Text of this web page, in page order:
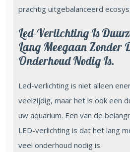
prachtig uitgebalanceerd
Led-Verlichting Is
Lang Meegaan Zonder
Onderhoud Nodig Is.
Led-verlichting is niet alleen
veelzijdig, maar het is ook een
uw aquarium. Een van de
LED-verlichting is dat het lang
veel onderhoud nodig is.